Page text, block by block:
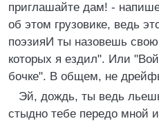
приглашайте дам! -
об этом грузовике, ведь
поэзияИ ты назовешь
которых я ездил". Или
бочке". В общем, не
Эй, дождь, ты ведь
стыдно тебе передо мной